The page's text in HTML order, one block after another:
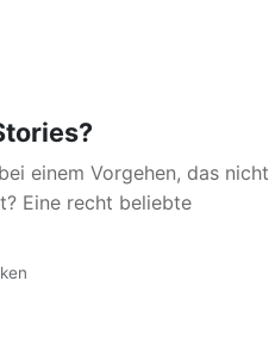
einem Vorgehen, das nicht
Eine recht beliebte